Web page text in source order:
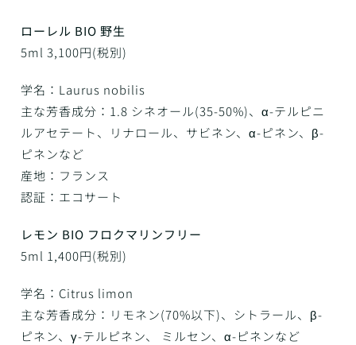
ローレル BIO 野生
5ml 3,100円(税別)
学名：Laurus nobilis
主な芳香成分：1.8 シネオール(35-50%)、α-テルピニ
ルアセテート、リナロール、サビネン、α-ピネン、β-
ピネンなど
産地：フランス
認証：エコサート
レモン BIO フロクマリンフリー
5ml 1,400円(税別)
学名：Citrus limon
主な芳香成分：リモネン(70%以下)、シトラール、β-
ピネン、γ-テルピネン、 ミルセン、α-ピネンなど